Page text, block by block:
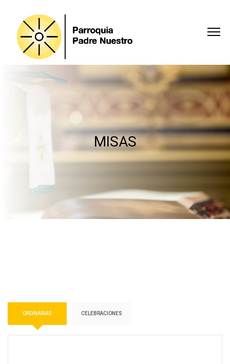
MISAS
ORDINARIAS CELEBRACIONES